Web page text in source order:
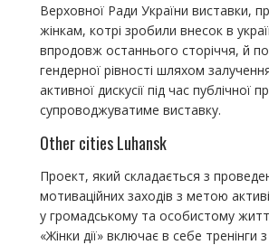
Верховної Ради України виставки,
жінкам, котрі зробили внесок в
впродовж останнього сторіччя, й
гендерної рівності шляхом
активної дискусії під час публічної
супроводжуватиме виставку.
Other cities Luhansk
Проект, який складається з
мотиваційних заходів з метою
у громадському та особистому
«Жінки дії» включає в себе тренінги